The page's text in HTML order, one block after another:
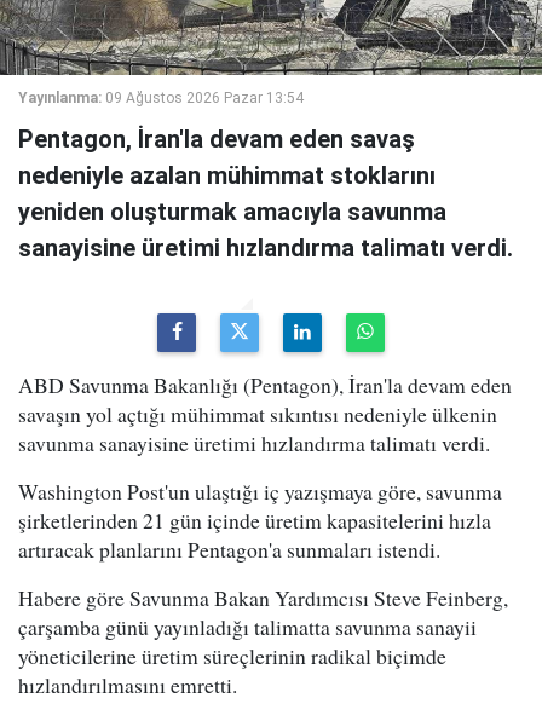
Yayınlanma: 09 Ağustos 2026 Pazar 13:54
Pentagon, İran'la devam eden savaş
nedeniyle azalan mühimmat stoklarını
yeniden oluşturmak amacıyla savunma
sanayisine üretimi hızlandırma talimatı verdi.
ABD Savunma Bakanlığı (Pentagon), İran'la devam eden
savaşın yol açtığı mühimmat sıkıntısı nedeniyle ülkenin
savunma sanayisine üretimi hızlandırma talimatı verdi.
Washington Post'un ulaştığı iç yazışmaya göre, savunma
şirketlerinden 21 gün içinde üretim kapasitelerini hızla
artıracak planlarını Pentagon'a sunmaları istendi.
Habere göre Savunma Bakan Yardımcısı Steve Feinberg,
çarşamba günü yayınladığı talimatta savunma sanayii
yöneticilerine üretim süreçlerinin radikal biçimde
hızlandırılmasını emretti.